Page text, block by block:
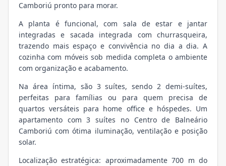
Camboriú pronto para morar.
A planta é funcional, com sala de estar e jantar
integradas e sacada integrada com churrasqueira,
trazendo mais espaço e convivência no dia a dia. A
cozinha com móveis sob medida completa o ambiente
com organização e acabamento.
Na área íntima, são 3 suítes, sendo 2 demi-suítes,
perfeitas para famílias ou para quem precisa de
quartos versáteis para home office e hóspedes. Um
apartamento com 3 suítes no Centro de Balneário
Camboriú com ótima iluminação, ventilação e posição
solar.
Localização estratégica: aproximadamente 700 m do